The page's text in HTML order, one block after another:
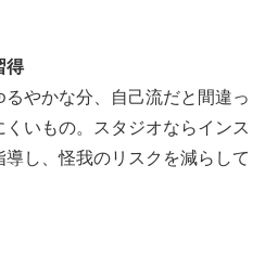
得
るやかな分、自己流だと間違っ
いもの。スタジオならインス
導し、怪我のリスクを減らして